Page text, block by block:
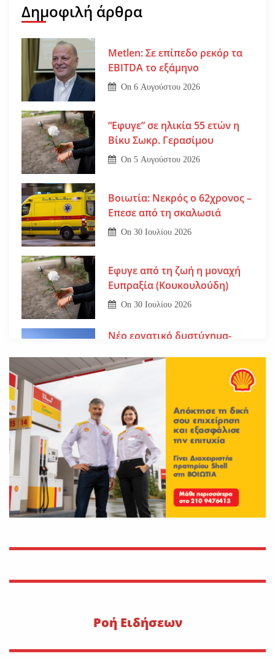
Δημοφιλή άρθρα
Metlen: Σε επίπεδο ρεκόρ τα
EBITDA το εξάμηνο
On6 Αυγούστου 2026
“Εφυγε” σε ηλικία 55 ετών η
Βίκυ Σωκρ. Γερασίμου
On5 Αυγούστου 2026
Βοιωτία: Νεκρός ο 62χρονος –
Επεσε από τη σκαλωσιά
On30 Ιουλίου 2026
Εφυγε από τη ζωή η μοναχή
Ευπραξία (Κουκουλούδη)
On30 Ιουλίου 2026
Νέο εργατικό δυστύχημα-
τριών παιδιών
Εφυγε από τη ζωή η Αγγελική
Σμυρναίου
On29 Ιουλίου 2026
30 Ιουλίου 1470: Ο Μωάμεθ ο
Β’ στη Λιβαδειά
Η METLEN υπογράφει
προμήθειας γαλλίου
“Εφυγε” ο Ιωάννης Δ.
Κωλέττης σε ηλικία 55 ετών
Pοή Ειδήσεων